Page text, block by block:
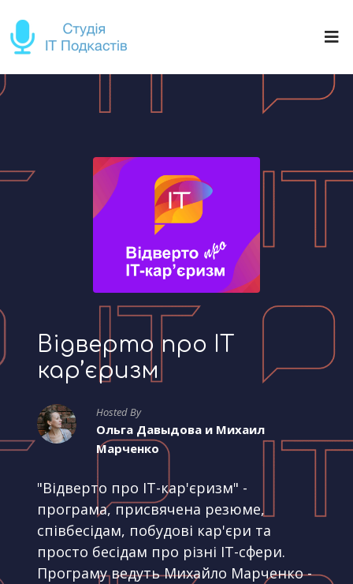
Відверто про IT
кар’єризм
Hosted By
Ольга Давыдова и Михаил
Марченко
"Відверто про IT-кар'єризм" -
програма, присвячена резюме,
співбесідам, побудові кар'єри та
просто бесідам про різні IT-сфери.
Програму ведуть Михайло Марченко -